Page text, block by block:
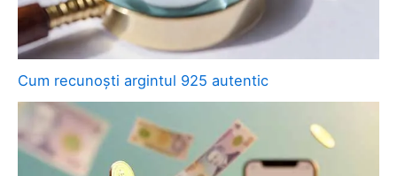
Cum recunoști argintul 925 autentic